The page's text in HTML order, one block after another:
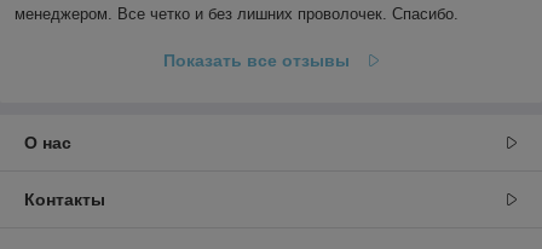
менеджером. Все четко и без лишних проволочек. Спасибо.
Показать все отзывы
О нас
Контакты